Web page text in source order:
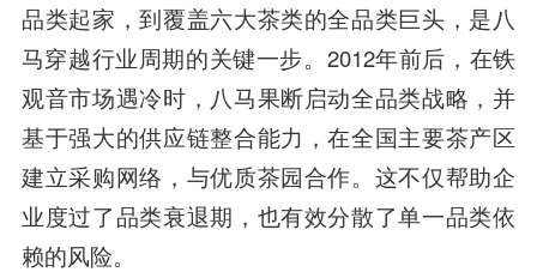
品类起家，到覆盖六大茶类的全品类巨头，是八
马穿越行业周期的关键一步。2012年前后，在铁
观音市场遇冷时，八马果断启动全品类战略，并
基于强大的供应链整合能力，在全国主要茶产区
建立采购网络，与优质茶园合作。这不仅帮助企
业度过了品类衰退期，也有效分散了单一品类依
赖的风险。